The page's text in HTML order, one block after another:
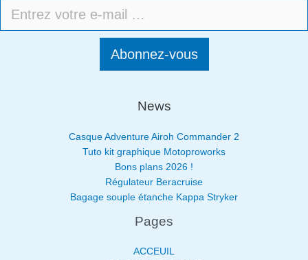
Abonnez-vous
News
Casque Adventure Airoh Commander 2
Tuto kit graphique Motoproworks
Bons plans 2026 !
Régulateur Beracruise
Bagage souple étanche Kappa Stryker
Pages
ACCEUIL